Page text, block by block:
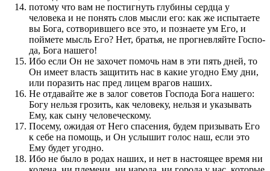
потому что вам не по­стигнуть глубины сердца у
человека и не по­нять слов мысли его: как же испытаете
вы Бога, сотворив­шего все это, и по­знаете ум Его, и
поймете мысль Его? Нет, братья, не про­гневляйте Го­с­по­
да, Бога нашего!
Ибо если Он не захочет по­мочь нам в эти пять дней, то
Он имеет власть защитить нас в какие угодно Ему дни,
или по­раз­ить нас пред лицем врагов наших.
Не отдавайте же в залог советов Го­с­по­да Бога нашего:
Богу нельзя грозить, как человеку, нельзя и указы­вать
Ему, как сыну человеческому.
Посему, ожидая от Него спасе­ния, будем при­зы­вать Его
к себе на по­мощь, и Он услы­шит голос наш, если это
Ему будет угодно.
Ибо не было в родах наших, и нет в настоящее время ни